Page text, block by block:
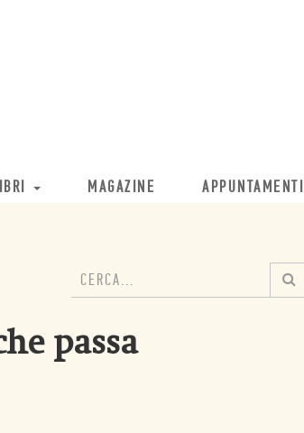
MAGAZINE APPUNTAMENTI
passa